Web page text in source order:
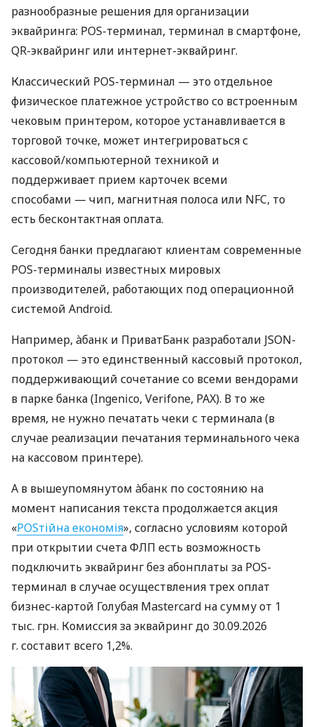
разнообразные решения для организации
эквайринга: POS-терминал, терминал в смартфоне,
QR-эквайринг или интернет-эквайринг.
Классический POS-терминал — это отдельное
физическое платежное устройство со встроенным
чековым принтером, которое устанавливается в
торговой точке, может интегрироваться с
кассовой/компьютерной техникой и
поддерживает прием карточек всеми
способами — чип, магнитная полоса или NFC, то
есть бесконтактная оплата.
Сегодня банки предлагают клиентам современные
POS-терминалы известных мировых
производителей, работающих под операционной
системой Android.
Например, àбанк и ПриватБанк разработали JSON-
протокол — это единственный кассовый протокол,
поддерживающий сочетание со всеми вендорами
в парке банка (Ingenico, Verifone, PAX). В то же
время, не нужно печатать чеки с терминала (в
случае реализации печатания терминального чека
на кассовом принтере).
А в вышеупомянутом àбанк по состоянию на
момент написания текста продолжается акция
«POSтійна економія», согласно условиям которой
при открытии счета ФЛП есть возможность
подключить эквайринг без абонплаты за POS-
терминал в случае осуществления трех оплат
бизнес-картой Голубая Mastercard на сумму от 1
тыс. грн. Комиссия за эквайринг до 30.09.2026
г. составит всего 1,2%.